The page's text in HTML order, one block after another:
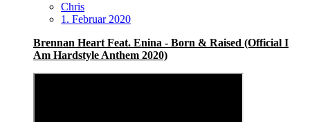
Chris
1. Februar 2020
Brennan Heart Feat. Enina ‎- Born & Raised (Official I
Am Hardstyle Anthem 2020)